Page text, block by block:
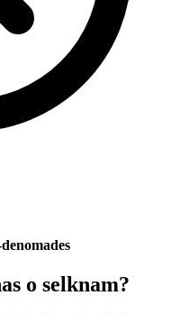
o selknam?